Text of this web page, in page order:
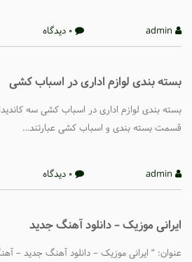
0 دیدگاه
بسته بندی لوازم اداری در اسباب کشی
بسته بندی لوازم اداری در اسباب کشی سه
قسمت بسته بندی و اسباب کشی عبارتند…
0 دیدگاه
ایرانی موزیک – دانلود آهنگ جدید
عنوان: ” ایرانی موزیک – دانلود آهنگ جدید –